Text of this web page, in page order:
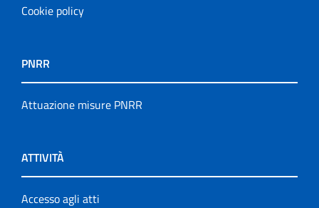
Cookie policy
PNRR
Attuazione misure PNRR
ATTIVITÀ
Accesso agli atti